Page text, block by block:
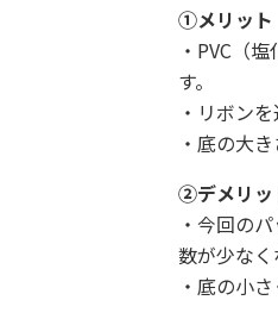
①メリット
・PVC（
す。
・リボン
・底の大
②デメリッ
・今回の
数が少な
・底の小